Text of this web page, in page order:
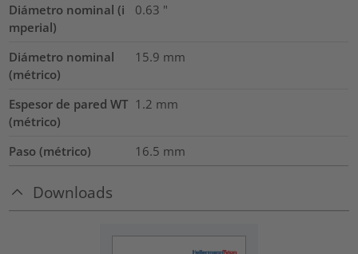
Diámetro nominal (i
mperial)
0.63 "
Diámetro nominal
(métrico)
15.9 mm
Espesor de pared WT
(métrico)
1.2 mm
Paso (métrico) 16.5 mm
Downloads